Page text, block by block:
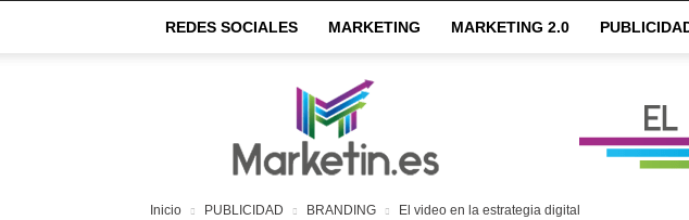
REDES SOCIALES MARKETING MARKETING 2.0
Inicio PUBLICIDAD BRANDING El video en la estrategia digital